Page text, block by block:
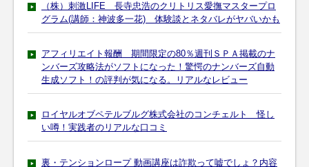
（株）刺激LIFE 長寺忠浩のクリトリス愛撫マスタープロ
グラム(講師：神波多一花) 体験談とネタバレがヤバいかも
アフィリエイト報酬 期間限定の80％週刊ＳＰＡ掲載のナ
ンバーズ攻略法がソフトになった！驚愕のナンバーズ自動
生成ソフト！の評判が気になる。リアルなレビュー
ロイヤルオブペテルブルグ株式会社のコンチェルト 怪し
い噂！実践者のリアルな口コミ
裏・テンションロープ 動画講座は詐欺って嘘でしょ？内容